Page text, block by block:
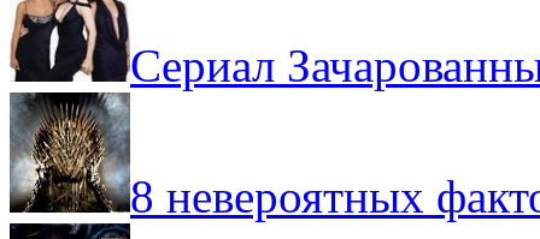
Сериал
8 невероятных